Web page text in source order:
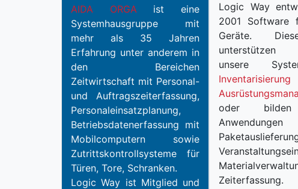
AIDA ORGA ist eine
Systemhausgruppe mit
mehr als 35 Jahren
Erfahrung unter anderem in
den Bereichen
Zeitwirtschaft mit Personal-
und Auftrags­zeit­erfassung,
Personal­einsatz­planung,
Betriebs­daten­erfassung mit
Mobilcomputern sowie
Zutritts­kontroll­systeme für
Türen, Tore, Schranken.
Logic Way ist Mitglied und
Logic Way
2001 Software
Geräte.
unterstützen
unsere
Inventarisierung
oder bilden
Zeiterfassung.